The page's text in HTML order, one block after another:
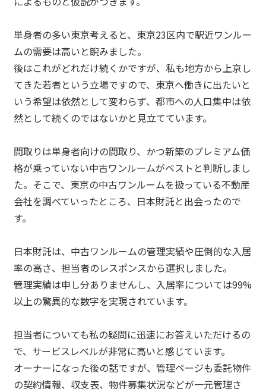
単身者の多い東京考えると、東京23区内で駅近ワンルー
ムの需要は高いと睨みました。
後はこれがどれだけ続くかですが、私も地方から上京し
てきた若者という立場ですので、東京へ働きに出たいと
いう希望は依然として変わらず、都市への人口集中は依
然として続くのではないかと見立てています。
間取りは単身者向けの間取り、かつ新築のプレミアム価
格が乗っていない中古ワンルームがベストと判断しまし
た。そこで、東京の中古ワンルームを扱っている不動産
会社を調べていったところ、日本財託と出会ったので
す。
日本財託は、中古ワンルームの管理実績や圧倒的な入居
率の高さ、担当者のレスポンスから選択しました。
管理実績は申し分ありませんし、入居率については99%
以上の驚異的な数字を実現されています。
担当者についても私の疑問に迅速にお答えいただけるの
で、サービスレベルが非常に高いと感じています。
オーナーになった後の話ですが、管理ページも委託物件
の契約情報、収支表、物件募集状況などが一元管理さ